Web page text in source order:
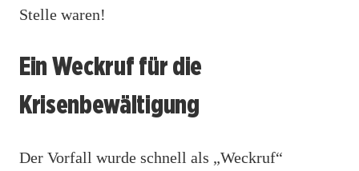
Stelle waren!
Ein Weckruf für die
Krisenbewältigung
Der Vorfall wurde schnell als „Weckruf“